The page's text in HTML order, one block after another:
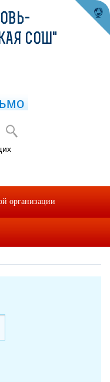
форму. Номер
адрес, который вы
форме.
СОШ"
организации